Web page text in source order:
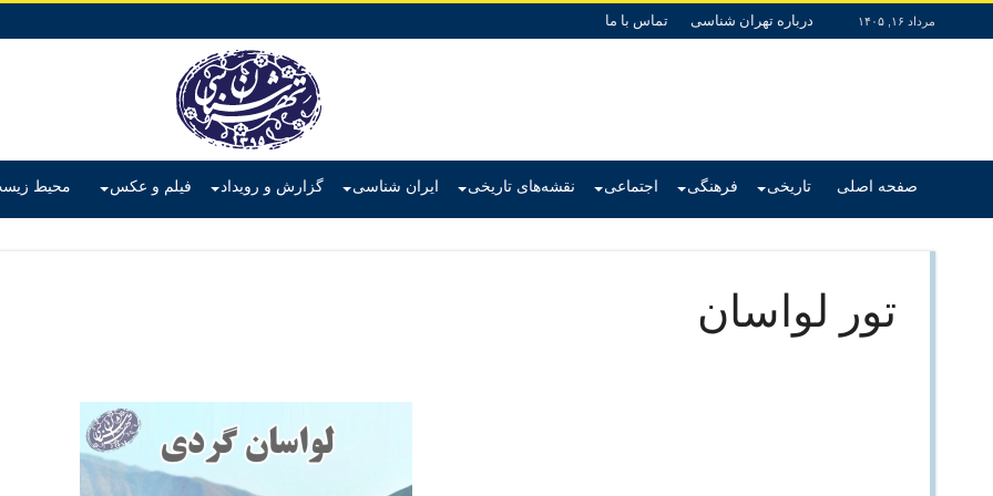
مرداد ۱۶, ۱۴۰۵ درباره تهران شناسی تماس با ما
صفحه اصلی تاریخی فرهنگی اجتماعی نقشه‌های تاریخی ایران شناسی گزارش و رویداد فیلم و عکس محیط
تور لواسان